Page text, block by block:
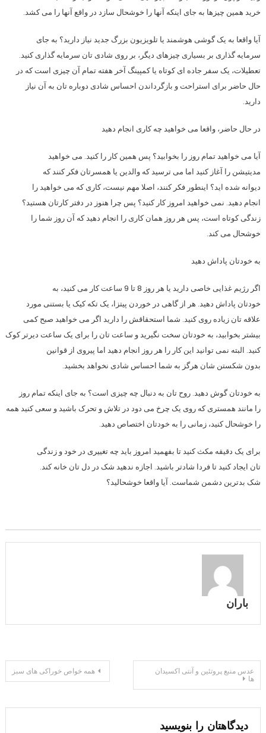
خرید همین چیزها به جای اینکه آنها را خوشحال سازد در واقع آنها را می کشد.
آیا واقعا به یک گوشی هوشمند یا تلویزیون بزرگ جدید نیاز دارید؟ به جای
سرمایه گذاری بر بسیاری چیزهای دیگر، بر روی شادی تان سرمایه گذاری کنید.
تعطیلات، یک سفر جاده ای کوتاه یا کمپینگ آخر هفته تمام آن چیزی است که در
حال حاضر برای استراحت و بازگرداندن احساس شادی دوباره تان به آن نیاز
دارید.
در حال حاضر، واقعا می خواهید چه کاری انجام دهید
آیا می خواهید تمام روز را بخوابید؟ پس همین کار را کنید. می خواهید
مدیتیشن را آغاز کنید اما می ترسید که والدین یا همسرتان فکر کنند که
دیوانه شده اید؟ اینطور فکر کنند، اصلا مهم نیست، کاری که می خواهید را
انجام دهید. نمی خواهید امروز کار کنید؟ پس چرا هنوز در دفتر کارتان هستید؟
زندگی کوتاه است، پس هر روز همان کاری را انجام دهید که آن روز شما را
خوشحال می کند.
به خودتان پاداش دهید
اگر رژیم غذایی خاصی دارید یا هر روز 8 تا 9 ساعت کار می کنید، به
خودتان پاداش دهید. هر از گاهی در خوردن پیتزا، یک تکه کیک یا بستنی مورد
علاقه تان زیاده روی کنید. شما استحقاقش را دارید اگر می خواهید صبح کمی
بیشتر بخوابید، به خودتان سخت نگیرید و ساعت تان را برای یک ساعت دیرتر کوک
کنید. البته نمی توانید این کار را هر روز انجام دهید اما پیروی از قوانین
بدون شکستن شان هرگز به شما احساس شادی نخواهد بخشید.
به خودتان گوش دهید. روح تان به دنبال چه چیزی است؟ به جای اینکه تمام روز
را مانند همستری که روی یک چرخ می دود در تلاش و تحرک باشید و سعی کنید همه
را خوشحال کنید، زمانی را به خودتان اختصاص دهید.
برای یک دقیقه مکث کنید تا بفهمید امروز باید چه تغییری در خود و زندگی
تان ایجاد کنید تا فردا شادتر باشید. اجازه ندهید شک در دل تان خانه کند.
شک بدترین دشمن شماست. آیا واقعا خوشحالید؟
باران
راهبری
همه خواص خوراکی های سبز عدس منبع پروتئین و آنتی اکسیدان
ها
دیدگاهتان را بنویسید